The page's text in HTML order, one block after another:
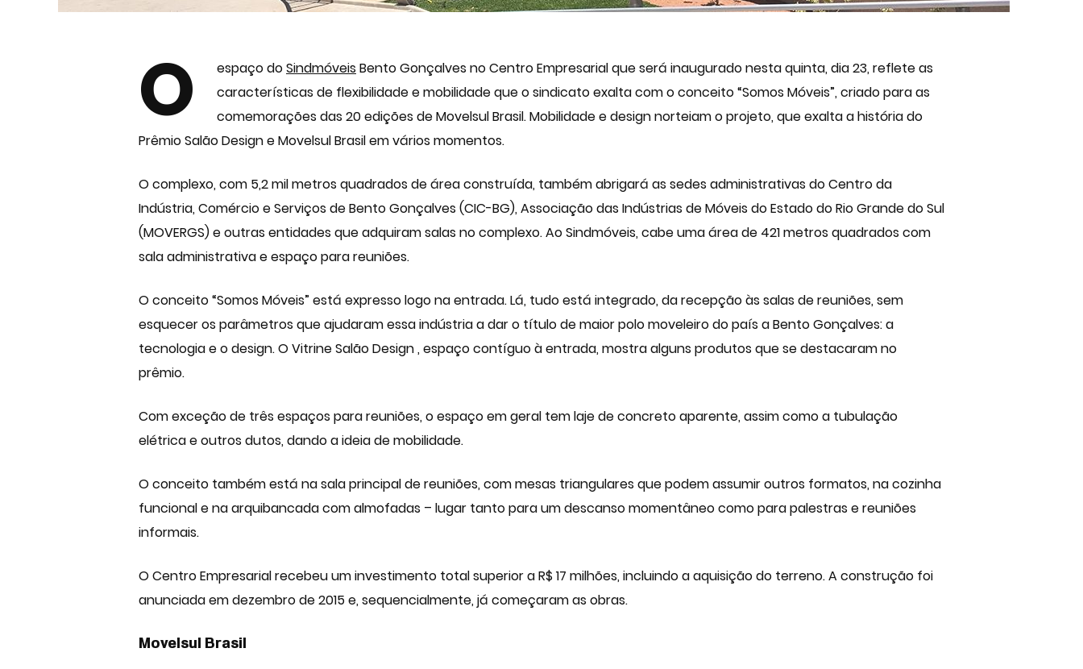
O espaço doSindmóveisBento Gonçalves no Centro Empresarial que será inaugurado nesta quinta, dia 23, reflete as
características de flexibilidade e mobilidade que o sindicato exalta com o conceito “Somos Móveis”, criado para as
comemorações das 20 edições deMovelsulBrasil. Mobilidade e design norteiam o projeto, que exalta a história do
Prêmio Salão Design e Movelsul Brasil em vários momentos.
O complexo, com 5,2 mil metros quadrados de área construída, também abrigará as sedes administrativas do Centro da
Indústria, Comércio e Serviços de Bento Gonçalves (CIC-BG), Associação das Indústrias de Móveis do Estado do Rio Grande do Sul
(MOVERGS) e outras entidades que adquiram salas no complexo. Ao Sindmóveis, cabe uma área de 421 metros quadrados com
sala administrativa e espaço para reuniões.
O conceito “Somos Móveis” está expresso logo na entrada. Lá, tudo está integrado, da recepção às salas de reuniões, sem
esquecer os parâmetros que ajudaram essa indústria a dar o título de maior polo moveleiro do país a Bento Gonçalves: a
tecnologia e o design. O VitrineSalão Design, espaço contíguo à entrada, mostra alguns produtos que se destacaram no
prêmio.
Com exceção de três espaços para reuniões, o espaço em geral tem laje de concreto aparente, assim como a tubulação
elétrica e outros dutos, dando a ideia de mobilidade.
O conceito também está na sala principal de reuniões, com mesas triangulares que podem assumir outros formatos, na cozinha
funcional e na arquibancada com almofadas – lugar tanto para um descanso momentâneo como para palestras e reuniões
informais.
O Centro Empresarial recebeu um investimento total superior a R$ 17 milhões, incluindo a aquisição do terreno. A construção foi
anunciada em dezembro de 2015 e, sequencialmente, já começaram as obras.
Movelsul Brasil